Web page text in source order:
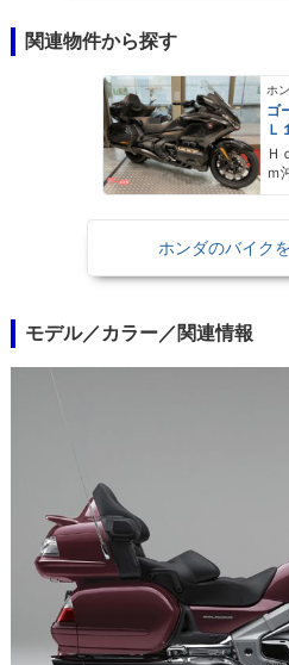
転することが可能になった。そのため
グであっても、DCT搭載モデルならば
とが可能になった。
関連物件から探す
ホ
ゴ
Ｌ
Ｈ
ｍ
ホンダのバイク
モデル／カラー／関連情報